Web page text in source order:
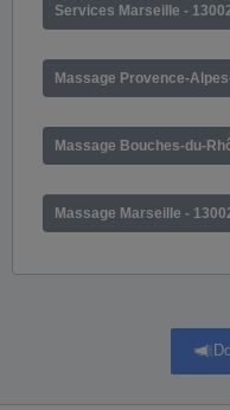
Services Marseille -
Massage Provence-
Massage Bouches-du-
Massage Marseille -